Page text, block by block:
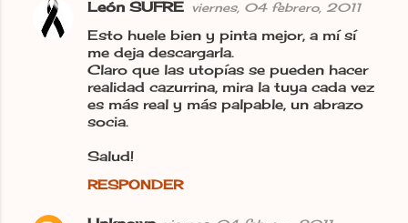
León SUFRE viernes, 04 febrero, 2011
Esto huele bien y pinta mejor, a mí sí
me deja descargarla.
Claro que las utopías se pueden hacer
realidad cazurrina, mira la tuya cada vez
es más real y más palpable, un abrazo
socia.
Salud!
RESPONDER